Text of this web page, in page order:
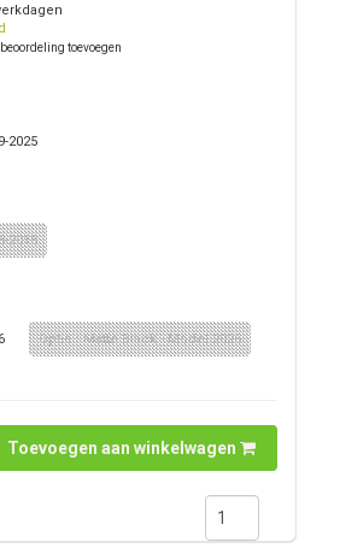
beoordeling toevoegen
2025
2018
Optie : Matte Black - Model 2026
Toevoegen aan winkelwagen